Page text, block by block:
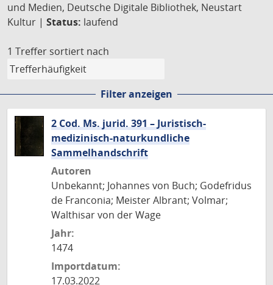
und Medien, Deutsche Digitale Bibliothek, Neustart
Kultur | Status: laufend
1 Treffer sortiert nach
Filter anzeigen
2 Cod. Ms. jurid. 391 – Juristisch-
medizinisch-naturkundliche
Sammelhandschrift
Autoren
Unbekannt; Johannes von Buch; Godefridus
de Franconia; Meister Albrant; Volmar;
Walthisar von der Wage
Jahr:
1474
Importdatum:
17.03.2022